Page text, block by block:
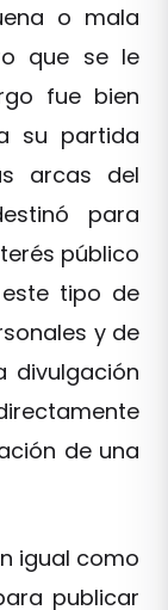
o mala
que se le
fue bien
su partida
arcas del
para
público
tipo de
y de
divulgación
de una
igual como
publicar